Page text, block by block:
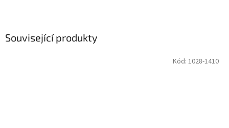
Související produkty
Kód: 1028-1410